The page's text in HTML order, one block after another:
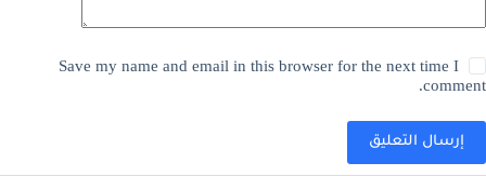
Save my name and email in this browser for the next time I
comment.
إرسال التعليق